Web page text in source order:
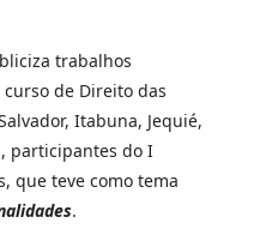
trabalhos
de Direito das
Itabuna, Jequié,
participantes do I
que teve como tema
.